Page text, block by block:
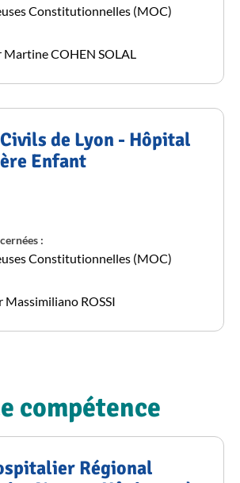
Constitutionnelles (MOC)
Martine COHEN SOLAL
de Lyon - Hôpital
Enfant
:
Constitutionnelles (MOC)
Massimiliano ROSSI
compétence
Régional